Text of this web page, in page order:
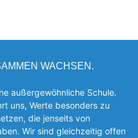
WACHSEN.
außergewöhnliche Schule.
uns, Werte besonders zu
die jen­seits von
Wir sind gleichzeitig offen